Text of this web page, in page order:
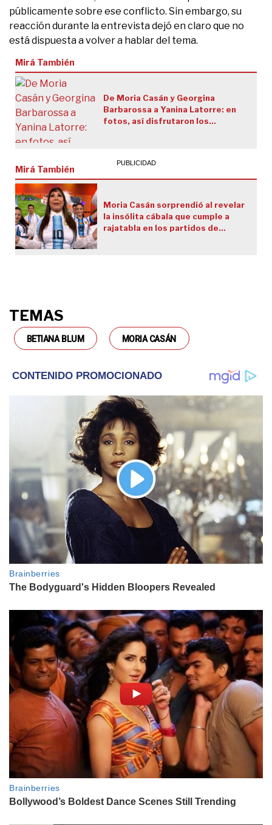
públicamente sobre ese conflicto. Sin embargo, su
reacción durante la entrevista dejó en claro que no
está dispuesta a volver a hablar del tema.
Mirá También
De Moria Casán y Georgina
Barbarossa a Yanina Latorre: en
fotos, así disfrutaron los
Mirá También
Moria Casán sorprendió al revelar
la insólita cábala que cumple a
rajatabla en los partidos de
TEMAS
BETIANA BLUM MORIA CASÁN